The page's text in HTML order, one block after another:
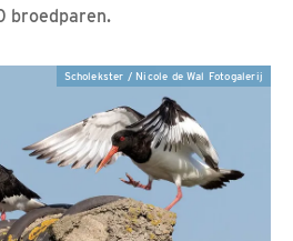
broedparen.
Scholekster / Nicole de Wal Fotogalerij